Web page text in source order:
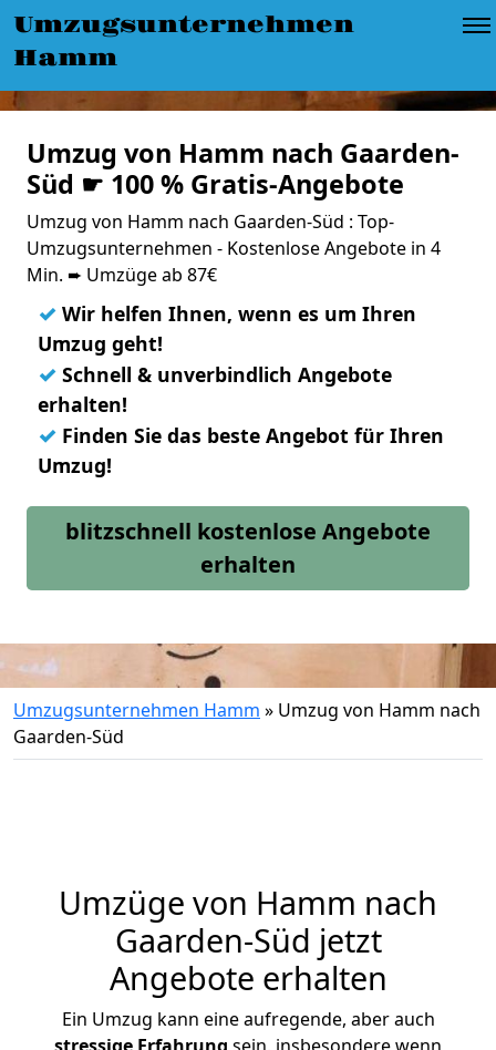
Umzugsunternehmen
Hamm
Umzug von Hamm nach Gaarden-
Süd ☛ 100 % Gratis-Angebote
Umzug von Hamm nach Gaarden-Süd : Top-
Umzugsunternehmen - Kostenlose Angebote in 4
Min. ➨ Umzüge ab 87€
✓ Wir helfen Ihnen, wenn es um Ihren
Umzug geht!
✓ Schnell & unverbindlich Angebote
erhalten!
✓ Finden Sie das beste Angebot für Ihren
Umzug!
blitzschnell kostenlose Angebote
erhalten
Umzugsunternehmen Hamm » Umzug von Hamm nach
Gaarden-Süd
Umzüge von Hamm nach
Gaarden-Süd jetzt
Angebote erhalten
Ein Umzug kann eine aufregende, aber auch